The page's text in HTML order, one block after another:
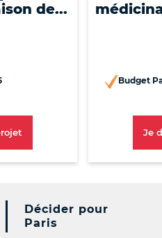
de...
Budget
Je
Décider pour
Paris